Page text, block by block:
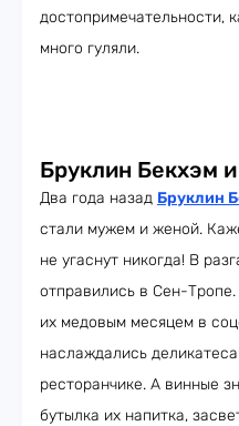
достопримечательности,
много гуляли.
Бруклин Бекхэм
Два года назад Бруклин
стали мужем и женой.
не угаснут никогда! В
отправились в Сен-
их медовым месяцем в
наслаждались
ресторанчике. А винные
бутылка их напитка,